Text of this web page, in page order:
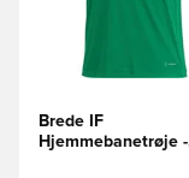
Brede IF
Hjemmebanetrøje -